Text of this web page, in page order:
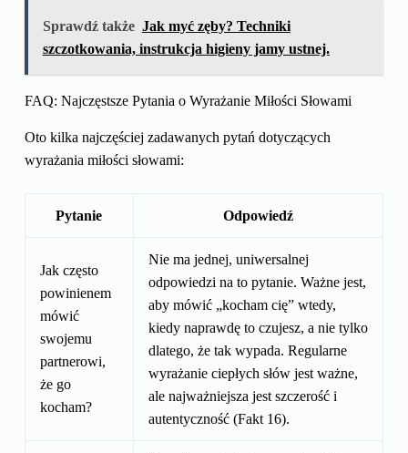
Sprawdź także Jak myć zęby? Techniki
szczotkowania, instrukcja higieny jamy ustnej.
FAQ: Najczęstsze Pytania o Wyrażanie Miłości Słowami
Oto kilka najczęściej zadawanych pytań dotyczących
wyrażania miłości słowami:
Pytanie Odpowiedź
Jak często
powinienem
mówić
swojemu
partnerowi,
że go
kocham?
Nie ma jednej, uniwersalnej
odpowiedzi na to pytanie. Ważne jest,
aby mówić „kocham cię” wtedy,
kiedy naprawdę to czujesz, a nie tylko
dlatego, że tak wypada. Regularne
wyrażanie ciepłych słów jest ważne,
ale najważniejsza jest szczerość i
autentyczność (Fakt 16).